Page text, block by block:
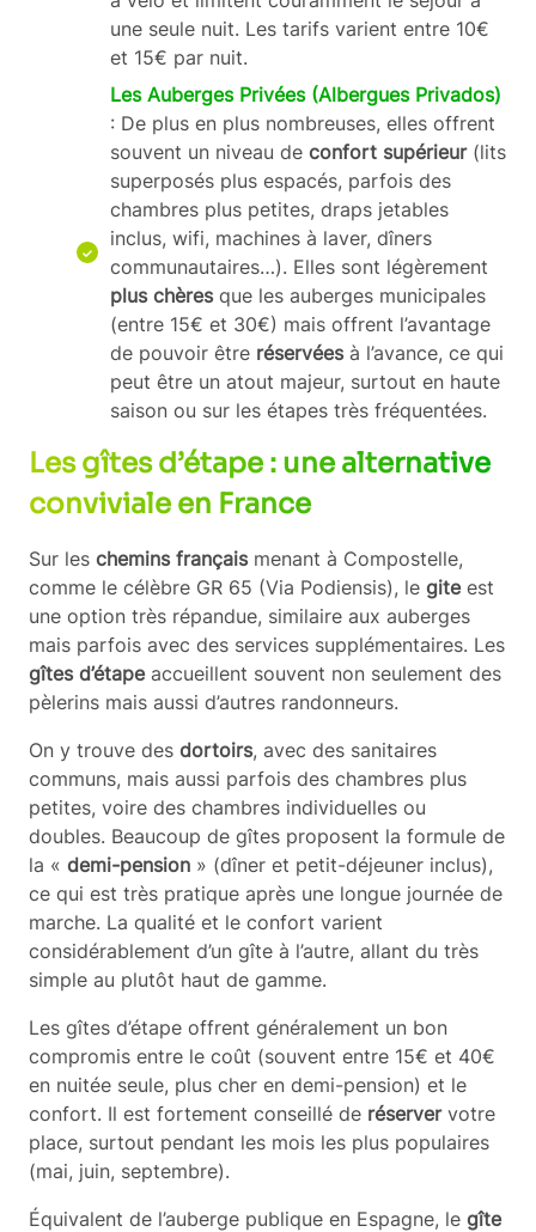
une seule nuit. Les tarifs varient entre 10€
et 15€ par nuit.
Les Auberges Privées (Albergues Privados)
: De plus en plus nombreuses, elles offrent
souvent un niveau de confort supérieur(lits
superposés plus espacés, parfois des
chambres plus petites, draps jetables
inclus, wifi, machines à laver, dîners
communautaires…). Elles sont légèrement
plus chèresque les auberges municipales
(entre 15€ et 30€) mais offrent l’avantage
de pouvoir être réservéesà l’avance, ce qui
peut être un atout majeur, surtout en haute
saison ou sur les étapes très fréquentées.
Les gîtes d’étape : une alternative
conviviale en France
Sur les chemins françaismenant à Compostelle,
comme le célèbre GR 65 (Via Podiensis), le giteest
une option très répandue, similaire aux auberges
mais parfois avec des services supplémentaires. Les
gîtes d’étapeaccueillent souvent non seulement des
pèlerins mais aussi d’autres randonneurs.
On y trouve des dortoirs, avec des sanitaires
communs, mais aussi parfois des chambres plus
petites, voire des chambres individuelles ou
doubles. Beaucoup de gîtes proposent la formule de
la « demi-pension » (dîner et petit-déjeuner inclus),
ce qui est très pratique après une longue journée de
marche. La qualité et le confort varient
considérablement d’un gîte à l’autre, allant du très
simple au plutôt haut de gamme.
Les gîtes d’étape offrent généralement un bon
compromis entre le coût (souvent entre 15€ et 40€
en nuitée seule, plus cher en demi-pension) et le
confort. Il est fortement conseillé de réservervotre
place, surtout pendant les mois les plus populaires
(mai, juin, septembre).
Équivalent de l’auberge publique en Espagne, le gîte